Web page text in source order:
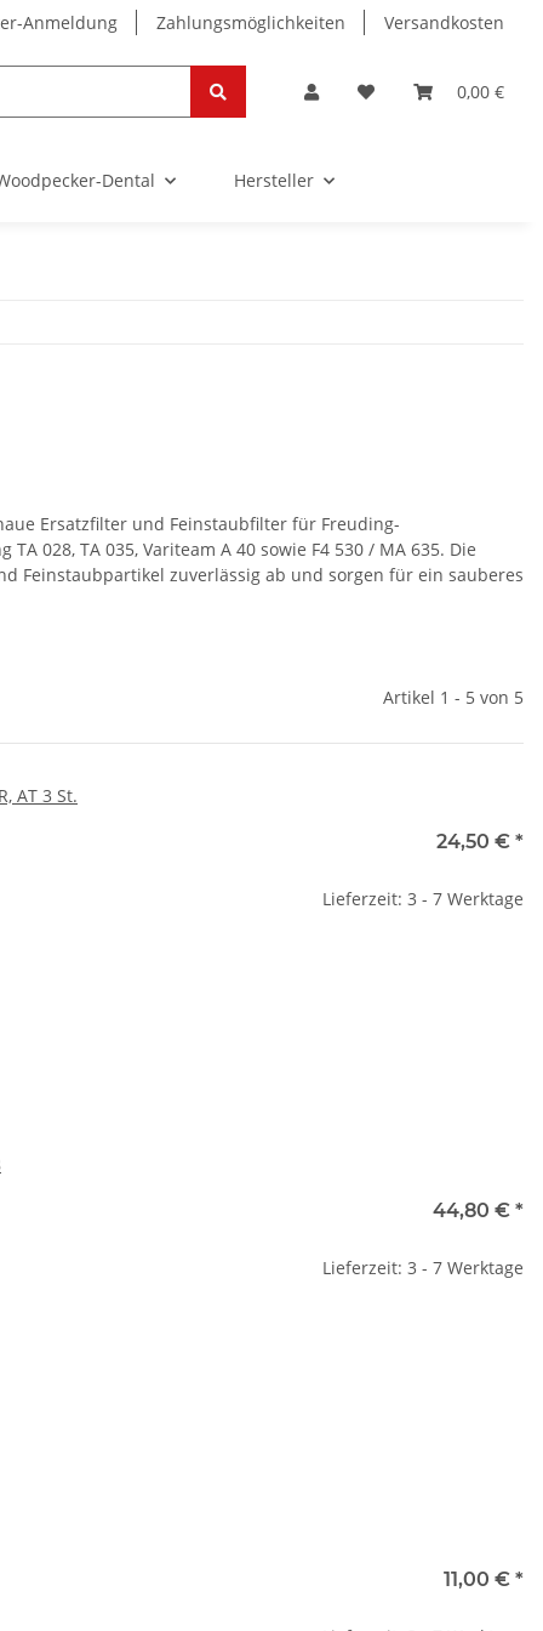
Anmeldung Zahlungsmöglichkeiten Versandkosten
0,00 €
Dental Hersteller
Ersatzfilter und Feinstaubfilter für Freuding-
028, TA 035, Variteam A 40 sowie F4 530 / MA 635. Die
Feinstaubpartikel zuverlässig ab und sorgen für ein sauberes
Artikel 1 - 5 von 5
AT 3 St.
24,50 € *
Lieferzeit: 3 - 7 Werktage
44,80 € *
Lieferzeit: 3 - 7 Werktage
11,00 € *